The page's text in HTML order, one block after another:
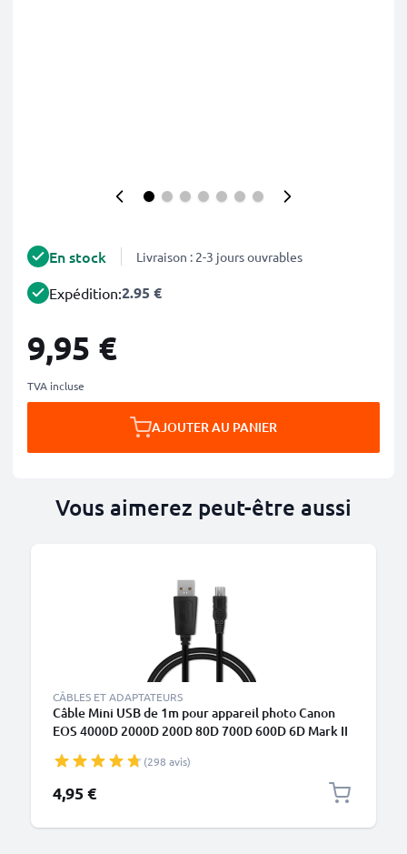
En stock Livraison : 2-3 jours ouvrables
Expédition:2.95 €
9,95 €
TVA incluse
AJOUTER AU PANIER
Vous aimerez peut-être aussi
CÂBLES ET ADAPTATEURS
Câble Mini USB de 1m pour appareil photo Canon
EOS 4000D 2000D 200D 80D 700D 600D 6D Mark II
185 transfert de données 1A noir PVC
(298 avis)
4,95 €